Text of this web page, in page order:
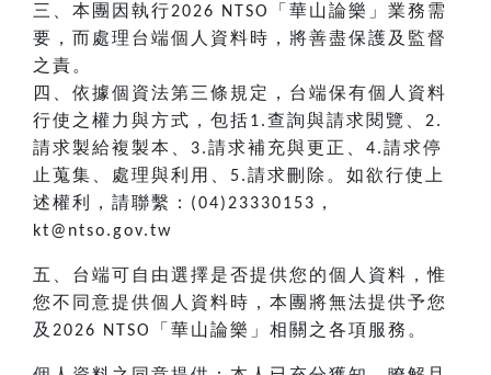
三、本團因執行2026 NTSO
「華山論樂」業務需
要，而處理台端個人資料時，將善盡保護及監督
之責。
四、依據個資法第三條規定，台端保有個人資料
行使之權力與方式，包括1.查詢與請求閱覽、 2.
請求製給複製本、 3.請求補充與更正、 4.請求停
止蒐集、處理與利用、 5.請求刪除。如欲行使上
述權利，請聯繫： (04)23330153 ，
kt@ntso.gov.tw
五、台端可自由選擇是否提供您的個人資料，惟
您不同意提供個人資料時，本團將無法提供予您
及 2026 NTSO 「華山論樂」相關之各項服務。